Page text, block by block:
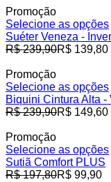
Promoção
Selecione as opções
Suéter Veneza -
Preço
R$ 239,90R$ 139,80
Promoção
Selecione as opções
Biquini Cintura Alta -
Preço
R$ 239,90R$ 149,60
Promoção
Selecione as opções
Sutiã Comfort PLUS
Preço
R$ 197,80R$ 99,90